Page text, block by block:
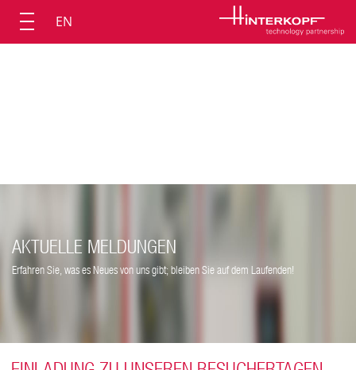
EN
AKTUELLE MELDUNGEN
Erfahren Sie, was es Neues von uns gibt; bleiben Sie auf dem Laufenden!